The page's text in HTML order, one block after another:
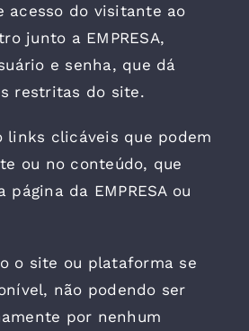
acesso do visitante ao
junto a EMPRESA,
e senha, que dá
restritas do site.
links clicáveis que podem
ou no conteúdo, que
da EMPRESA ou
o site ou plataforma se
não podendo ser
por nenhum